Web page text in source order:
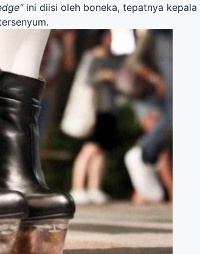
ini diisi oleh boneka, tepatnya kepala